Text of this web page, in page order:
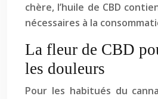
chère, l’huile de CBD
nécessaires à la
La fleur de CBD
les douleurs
Pour les habitués du